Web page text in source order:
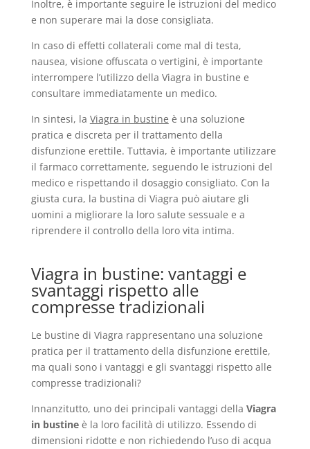
Inoltre, è importante seguire le istruzioni del medico
e non superare mai la dose consigliata.
In caso di effetti collaterali come mal di testa,
nausea, visione offuscata o vertigini, è importante
interrompere l’utilizzo della Viagra in bustine e
consultare immediatamente un medico.
In sintesi, la Viagra in bustine è una soluzione
pratica e discreta per il trattamento della
disfunzione erettile. Tuttavia, è importante utilizzare
il farmaco correttamente, seguendo le istruzioni del
medico e rispettando il dosaggio consigliato. Con la
giusta cura, la bustina di Viagra può aiutare gli
uomini a migliorare la loro salute sessuale e a
riprendere il controllo della loro vita intima.
Viagra in bustine: vantaggi e
svantaggi rispetto alle
compresse tradizionali
Le bustine di Viagra rappresentano una soluzione
pratica per il trattamento della disfunzione erettile,
ma quali sono i vantaggi e gli svantaggi rispetto alle
compresse tradizionali?
Innanzitutto, uno dei principali vantaggi della Viagra
in bustineè la loro facilità di utilizzo. Essendo di
dimensioni ridotte e non richiedendo l’uso di acqua